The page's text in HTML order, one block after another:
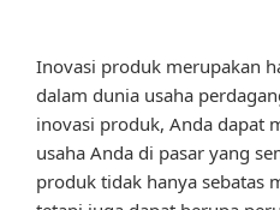
Inovasi produk merupakan
dalam dunia usaha
inovasi produk, Anda dapat
usaha Anda di pasar yang
produk tidak hanya sebatas